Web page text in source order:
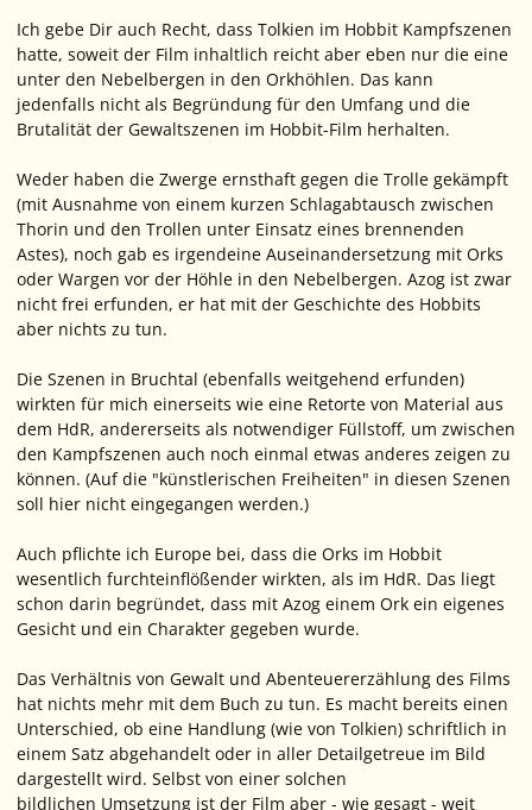
Ich gebe Dir auch Recht, dass Tolkien im Hobbit Kampfszenen
hatte, soweit der Film inhaltlich reicht aber eben nur die eine
unter den Nebelbergen in den Orkhöhlen. Das kann
jedenfalls nicht als Begründung für den Umfang und die
Brutalität der Gewaltszenen im Hobbit-Film herhalten.
Weder haben die Zwerge ernsthaft gegen die Trolle gekämpft
(mit Ausnahme von einem kurzen Schlagabtausch zwischen
Thorin und den Trollen unter Einsatz eines brennenden
Astes), noch gab es irgendeine Auseinandersetzung mit Orks
oder Wargen vor der Höhle in den Nebelbergen. Azog ist zwar
nicht frei erfunden, er hat mit der Geschichte des Hobbits
aber nichts zu tun.
Die Szenen in Bruchtal (ebenfalls weitgehend erfunden)
wirkten für mich einerseits wie eine Retorte von Material aus
dem HdR, andererseits als notwendiger Füllstoff, um zwischen
den Kampfszenen auch noch einmal etwas anderes zeigen zu
können. (Auf die "künstlerischen Freiheiten" in diesen Szenen
soll hier nicht eingegangen werden.)
Auch pflichte ich Europe bei, dass die Orks im Hobbit
wesentlich furchteinflößender wirkten, als im HdR. Das liegt
schon darin begründet, dass mit Azog einem Ork ein eigenes
Gesicht und ein Charakter gegeben wurde.
Das Verhältnis von Gewalt und Abenteuererzählung des Films
hat nichts mehr mit dem Buch zu tun. Es macht bereits einen
Unterschied, ob eine Handlung (wie von Tolkien) schriftlich in
einem Satz abgehandelt oder in aller Detailgetreue im Bild
dargestellt wird. Selbst von einer solchen
bildlichen Umsetzung ist der Film aber - wie gesagt - weit